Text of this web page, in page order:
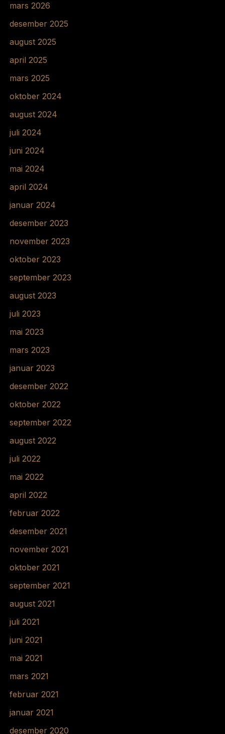
mars 2026
desember 2025
august 2025
april 2025
mars 2025
oktober 2024
august 2024
juli 2024
juni 2024
mai 2024
april 2024
januar 2024
desember 2023
november 2023
oktober 2023
september 2023
august 2023
juli 2023
mai 2023
mars 2023
januar 2023
desember 2022
oktober 2022
september 2022
august 2022
juli 2022
mai 2022
april 2022
februar 2022
desember 2021
november 2021
oktober 2021
september 2021
august 2021
juli 2021
juni 2021
mai 2021
mars 2021
februar 2021
januar 2021
desember 2020